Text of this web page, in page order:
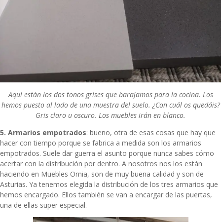
Aquí están los dos tonos grises que barajamos para la cocina. Los
hemos puesto al lado de una muestra del suelo. ¿Con cuál os quedáis?
Gris claro u oscuro. Los muebles irán en blanco.
5. Armarios empotrados: bueno, otra de esas cosas que hay que
hacer con tiempo porque se fabrica a medida son los armarios
empotrados. Suele dar guerra el asunto porque nunca sabes cómo
acertar con la distribución por dentro. A nosotros nos los están
haciendo en Muebles Ornia, son de muy buena calidad y son de
Asturias. Ya tenemos elegida la distribución de los tres armarios que
hemos encargado. Ellos también se van a encargar de las puertas,
una de ellas super especial.